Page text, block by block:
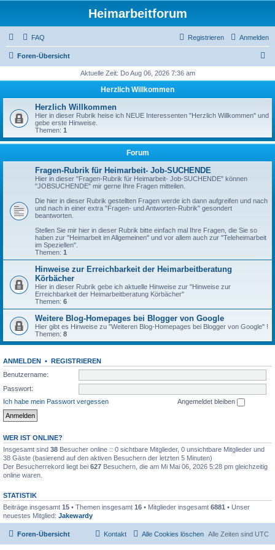
Heimarbeitforum
FAQ Anmelden
Registrieren
Foren-Übersicht
h
e
Aktuelle Zeit: Do Aug 06, 2026 7:36 am
Herzlich Willkommen
Herzlich Willkommen
Hier in dieser Rubrik heise ich NEUE Interessenten "Herzlich Willkommen" und
gebe erste Hinweise.
Themen: 1
Forum
Fragen-Rubrik für Heimarbeit- Job-SUCHENDE
Hier in dieser "Fragen-Rubrik für Heimarbeit- Job-SUCHENDE" können
"JOBSUCHENDE" mir gerne Ihre Fragen mitteilen.
Die hier in dieser Rubrik gestellten Fragen werde ich dann aufgreifen und nach
und nach in einer extra "Fragen- und Antworten-Rubrik" gesondert
beantworten.
Stellen Sie mir hier in dieser Rubrik bitte einfach mal Ihre Fragen, die Sie so
haben zur "Heimarbeit im Allgemeinen" und vor allem auch zur "Teleheimarbeit
im Speziellen".
Themen: 1
Hinweise zur Erreichbarkeit der Heimarbeitberatung
Körbächer
Hier in dieser Rubrik gebe ich aktuelle Hinweise zur "Hinweise zur
Erreichbarkeit der Heimarbeitberatung Körbächer"
Themen: 6
Weitere Blog-Homepages bei Blogger von Google
Hier gibt es Hinweise zu "Weiteren Blog-Homepages bei Blogger von Google" !
Themen: 8
ANMELDEN • REGISTRIEREN
Benutzername:
Passwort:
Ich habe mein Passwort vergessen
Angemeldet bleiben
WER IST ONLINE?
Insgesamt sind 38 Besucher online :: 0 sichtbare Mitglieder, 0 unsichtbare Mitglieder und
38 Gäste (basierend auf den aktiven Besuchern der letzten 5 Minuten)
Der Besucherrekord liegt bei 627 Besuchern, die am Mi Mai 06, 2026 5:28 pm gleichzeitig
online waren.
STATISTIK
Beiträge insgesamt 15 • Themen insgesamt 16 • Mitglieder insgesamt 6881 • Unser
neuestes Mitglied: Jakewardy
Foren-Übersicht Alle Zeiten sind UTC
Alle Cookies löschen
Kontakt